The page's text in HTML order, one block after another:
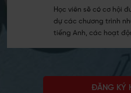
Học viên sẽ có cơ hội
dự các chương trình
tiếng Anh, các hoạt
ĐĂNG KÝ